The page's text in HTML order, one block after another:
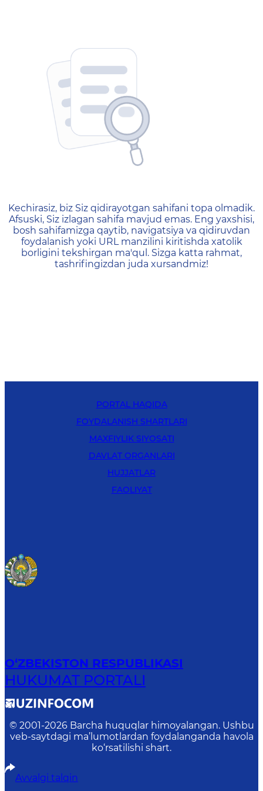
404 — Страница не
Kechirasiz, biz Siz qidirayotgan sahifani topa olmadik.
Afsuski, Siz izlagan sahifa mavjud emas. Eng yaxshisi,
bosh sahifamizga qaytib, navigatsiya va qidiruvdan
foydalanish yoki URL manzilini kiritishda xatolik
borligini tekshirgan ma'qul. Sizga katta rahmat,
tashrifingizdan juda xursandmiz!
PORTAL HAQIDA
FOYDALANISH SHARTLARI
MAXFIYLIK SIYOSATI
DAVLAT ORGANLARI
HUJJATLAR
FAOLIYAT
O‘ZBEKISTON RESPUBLIKASI
HUKUMAT PORTALI
© 2001-2026 Barcha huquqlar himoyalangan. Ushbu
veb-saytdagi ma’lumotlardan foydalanganda havola
ko‘rsatilishi shart.
Avvalgi talqin